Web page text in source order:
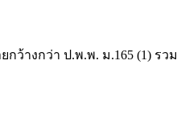
ว้างกว่า ป.พ.พ. ม.165 (1) ร